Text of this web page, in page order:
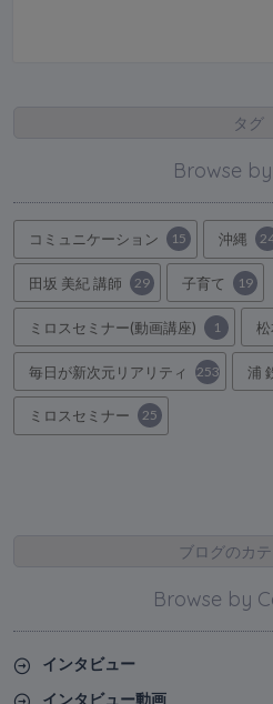
タグ
Browse
コミュニケーション 15 沖縄
田坂 美紀 講師 29 子育て 19
ミロスセミナー(動画講座) 1
毎日が新次元リアリティ 253 浦
ミロスセミナー 25
ブログのカ
Browse by
インタビュー
インタビュー動画